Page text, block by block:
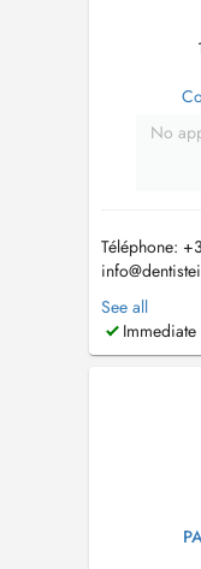
No
Téléphone:
enfants et
prise en
dentaires.
ans en
See all
Immediate